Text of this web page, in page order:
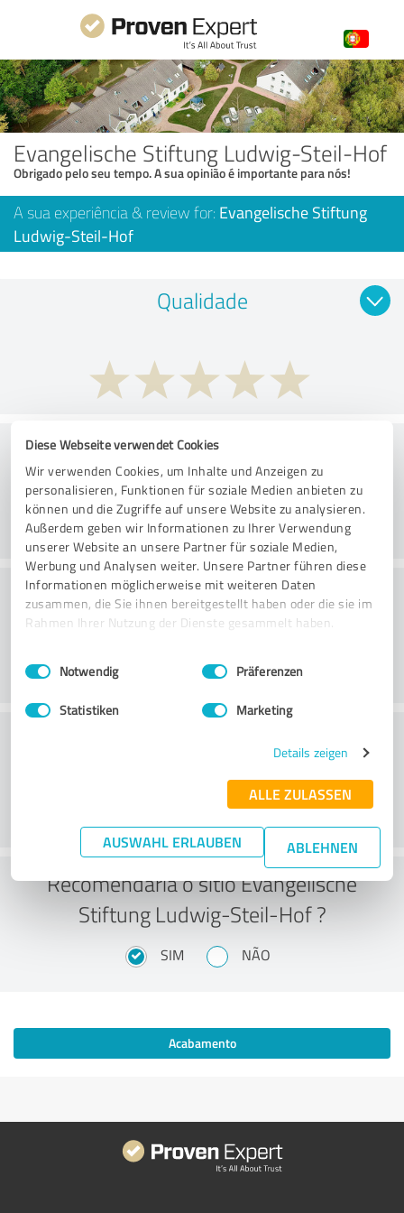
Diese Webseite verwendet Cookies
Wir verwenden Cookies, um Inhalte und Anzeigen zu
personalisieren, Funktionen für soziale Medien anbieten zu
können und die Zugriffe auf unsere Website zu analysieren.
Außerdem geben wir Informationen zu Ihrer Verwendung
unserer Website an unsere Partner für soziale Medien,
Werbung und Analysen weiter. Unsere Partner führen diese
Informationen möglicherweise mit weiteren Daten
zusammen, die Sie ihnen bereitgestellt haben oder die sie im
Rahmen Ihrer Nutzung der Dienste gesammelt haben.
Impressum Datenschutzbestimmungen
Einwilligungsauswahl
Notwendig Präferenzen
Statistiken Marketing
Details zeigen
ALLE ZULASSEN
AUSWAHL ERLAUBEN ABLEHNEN
Evangelische Stiftung Ludwig-Steil-Hof
Obrigado pelo seu tempo. A sua opinião é importante para nós!
A sua experiência & review for: Evangelische Stiftung
Ludwig-Steil-Hof
Qualidade
Serviço
Atmosfera
Recomendaria o sítio Evangelische
Stiftung Ludwig-Steil-Hof ?
SIM NÃO
Acabamento